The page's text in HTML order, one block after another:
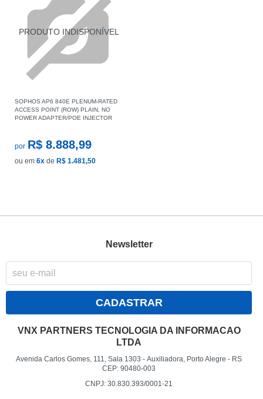
SOPHOS AP6 840E PLENUM-RATED
ACCESS POINT (ROW) PLAIN, NO
POWER ADAPTER/POE INJECTOR
por R$ 8.888,99
ou em 6x de R$ 1.481,50
Newsletter
CADASTRAR
VNX PARTNERS TECNOLOGIA DA INFORMACAO
LTDA
Avenida Carlos Gomes, 111, Sala 1303 -Auxiliadora, Porto Alegre - RS
CEP: 90480-003
CNPJ: 30.830.393/0001-21